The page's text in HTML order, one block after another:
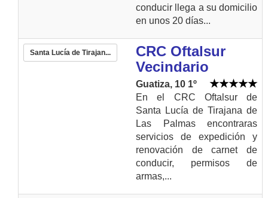
conducir llega a su domicilio
en unos 20 días...
Santa Lucía de Tirajan...
CRC Oftalsur
Vecindario
Guatiza, 10 1º
En el CRC Oftalsur de
Santa Lucía de Tirajana de
Las Palmas encontraras
servicios de expedición y
renovación de carnet de
conducir, permisos de
armas,...